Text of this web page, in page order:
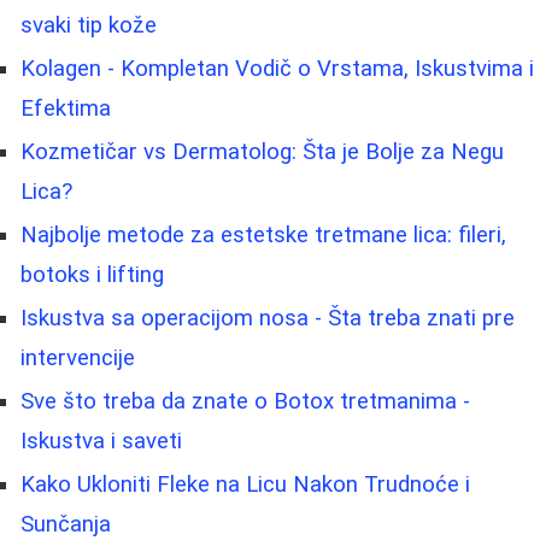
svaki tip kože
Kolagen - Kompletan Vodič o Vrstama, Iskustvima i
Efektima
Kozmetičar vs Dermatolog: Šta je Bolje za Negu
Lica?
Najbolje metode za estetske tretmane lica: fileri,
botoks i lifting
Iskustva sa operacijom nosa - Šta treba znati pre
intervencije
Sve što treba da znate o Botox tretmanima -
Iskustva i saveti
Kako Ukloniti Fleke na Licu Nakon Trudnoće i
Sunčanja